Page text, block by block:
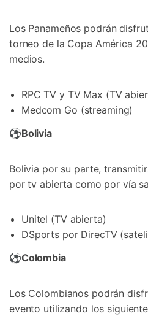
Los Panameños podrán
torneo de la Copa América
medios.
RPC TV y TV Max (TV
Medcom Go (streaming)
⚽Bolivia
Bolivia por su parte,
por tv abierta como por vía
Unitel (TV abierta)
DSports por DirecTV
⚽Colombia
Los Colombianos podrán
evento utilizando los